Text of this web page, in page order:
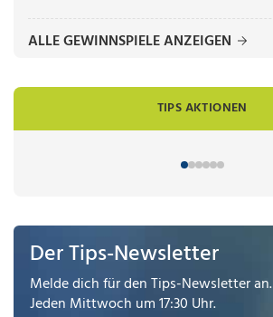
ALLE GEWINNSPIELE ANZEIGEN
TIPS AKTIONEN
Der Tips-Newsletter
Melde dich für den Tips-Newsletter an.
Jeden Mittwoch um 17:30 Uhr.